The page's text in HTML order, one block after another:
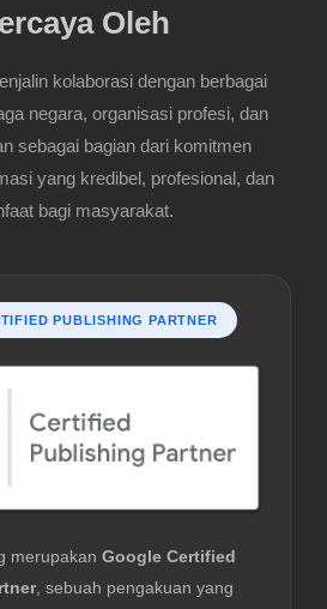
Oleh
kolaborasi dengan berbagai
negara, organisasi profesi, dan
sebagai bagian dari komitmen
yang kredibel, profesional, dan
bagi masyarakat.
PUBLISHING PARTNER
merupakan Google Certified
, sebuah pengakuan yang